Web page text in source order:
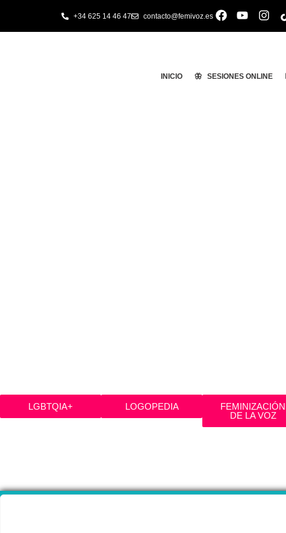
+34 625 14 46 47 contacto@femivoz.es
INICIO 🦋 SESIONES ONLINE
LGBTQIA+ LOGOPEDIA
FEMINIZACIÓN
DE LA VOZ